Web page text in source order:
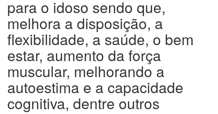
para o idoso sendo que,
melhora a disposição, a
flexibilidade, a saúde, o bem
estar, aumento da força
muscular, melhorando a
autoestima e a capacidade
cognitiva, dentre outros